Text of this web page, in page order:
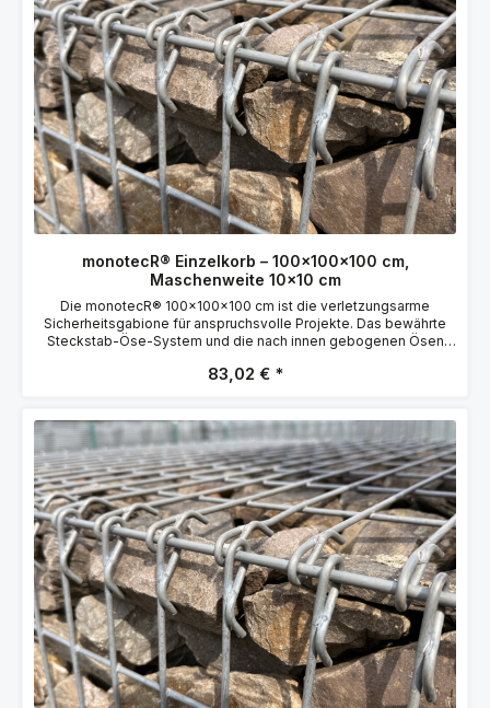
monotecR® Einzelkorb – 100×100×100 cm,
Maschenweite 10×10 cm
Die monotecR® 100×100×100 cm ist die verletzungsarme
Sicherheitsgabione für anspruchsvolle Projekte. Das bewährte
Steckstab-Öse-System und die nach innen gebogenen Ösen
Privatgärten, Schulen, Kitas und überall dort, wo Menschen in
Ösen, keine Drahtüberstände außen Sicheres
Verbindungssystem – bewährtes Steckstab-Öse-System, kein
Spiraldraht erforderlich Schnelle Montage – Gitter aufstellen und
Steckschließen einfädeln Formstabil – Distanzhalter mit
statischer Funktion sichern die Korbform Langlebig – Zink-
Aluminium-Beschichtung (95 % Zn / 5 % Al), 3.000 h
Salzsprühnebeltest Vielseitig – geeignet für Stützmauer,
Hangsicherung, Lärmschutz Technische Daten Abmessungen
(L×B×H)100×100×100 cm Volumen1.000 m³ Maschenweite10×10
cm Drahtstärke GitterØ 4,5 mm Drahtstärke SteckschließeØ 6,0
mm BeschichtungZink-Aluminium (95 % Zn / 5 % Al)
Leergewicht19.5 kg Zugfestigkeit≥ 450 N/mm²
ArtikelnummerMR-101010-1010-4,5 Steinkalkulation Für diesen
Korb (100×100×100 cm, Volumen 1.000 m³) benötigen Sie bei
Vollbefüllung ca. 1.70 t (1700 kg) Steine (Richtwert: 1,7 t/m³). Die
Steine müssen größer als die kleinste Maschenweite sein. 👉
83,02 €